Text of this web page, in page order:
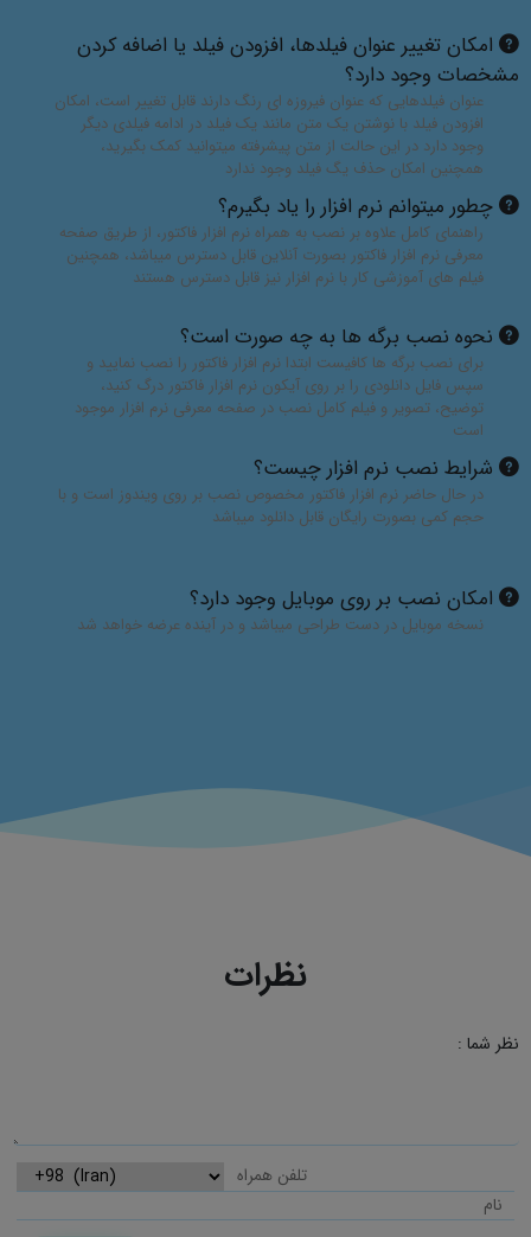
امکان تغییر عنوان فیلدها، افزودن فیلد یا اضافه کردن
مشخصات وجود دارد؟
عنوان فیلدهایی که عنوان فیروزه ای رنگ دارند قابل تغییر است، امکان
افزودن فیلد با نوشتن یک متن مانند یک فیلد در ادامه فیلدی دیگر
وجود دارد در این حالت از متن پیشرفته میتوانید کمک بگیرید،
همچنین امکان حذف یگ فیلد وجود ندارد
چطور میتوانم نرم افزار را یاد بگیرم؟
راهنمای کامل علاوه بر نصب به همراه نرم افزار فاکتور، از طریق صفحه
معرفی نرم افزار فاکتور بصورت آنلاین قابل دسترس میباشد، همچنین
فیلم های آموزشی کار با نرم افزار نیز قابل دسترس هستند
نحوه نصب برگه ها به چه صورت است؟
برای نصب برگه ها کافیست ابتدا نرم افزار فاکتور را نصب نمایید و
سپس فایل دانلودی را بر روی آیکون نرم افزار فاکتور درگ کنید،
توضیح، تصویر و فیلم کامل نصب در صفحه معرفی نرم افزار موجود
است
شرایط نصب نرم افزار چیست؟
در حال حاضر نرم افزار فاکتور مخصوص نصب بر روی ویندوز است و با
حجم کمی بصورت رایگان قابل دانلود میباشد
امکان نصب بر روی موبایل وجود دارد؟
نسخه موبایل در دست طراحی میباشد و در آینده عرضه خواهد شد
نظرات
نظر شما :